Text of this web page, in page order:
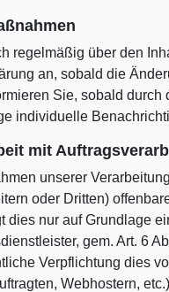
regelmäßig über den
an, sobald die
Sie, sobald
individuelle
mit
unserer
oder Dritten)
dies nur auf Grundlage
gem. Art. 6
Verpflichtung dies
Webhostern,